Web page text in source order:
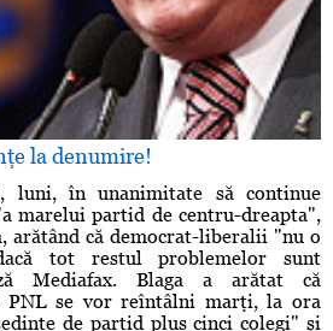
la denumire!
luni, în unanimitate să continue
marelui partid de centru-dreapta",
arătând că democrat-liberalii "nu o
tot restul problemelor sunt
Mediafax. Blaga a arătat că
PNL se vor reîntâlni marţi, la ora
de partid plus cinci colegi" şi